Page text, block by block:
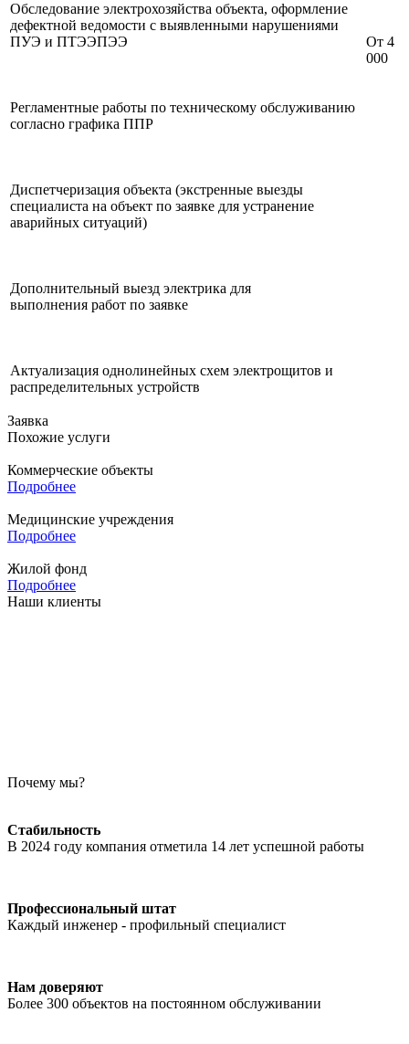
От 4
000
Обследование электрохозяйства объекта, оформление
дефектной ведомости с выявленными нарушениями
ПУЭ и ПТЭЭПЭЭ
Регламентные работы по техническому обслуживанию
согласно графика ППР
Диспетчеризация объекта (экстренные выезды
специалиста на объект по заявке для устранение
аварийных ситуаций)
Дополнительный выезд электрика для
выполнения работ по заявке
Актуализация однолинейных схем электрощитов и
распределительных устройств
Заявка
Похожие услуги
Коммерческие объекты
Подробнее
Медицинские учреждения
Подробнее
Жилой фонд
Подробнее
Наши клиенты
Почему мы?
Стабильность
В 2024 году компания отметила 14 лет успешной работы
Профессиональный штат
Каждый инженер - профильный специалист
Нам доверяют
Более 300 объектов на постоянном обслуживании